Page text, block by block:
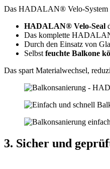
Das HADALAN® Velo‑System
HADALAN® Velo‑Seal
Das komplette
Durch den Einsatz von
Selbst feuchte Balkone
Das spart Materialwechsel,
3. Sicher und